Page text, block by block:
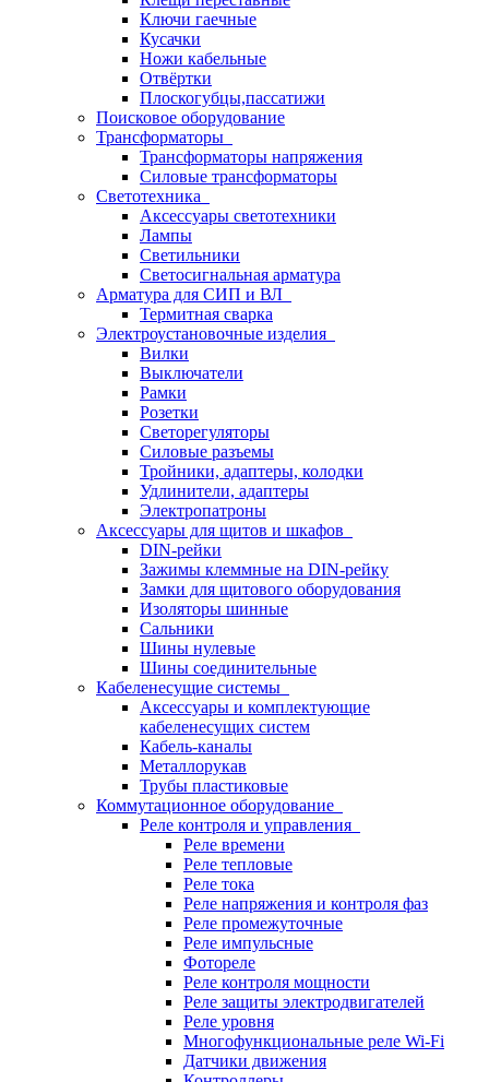
Ключи гаечные
Кусачки
Ножи кабельные
Отвёртки
Плоскогубцы,пассатижи
Поисковое оборудование
Трансформаторы
Трансформаторы напряжения
Силовые трансформаторы
Светотехника
Аксессуары светотехники
Лампы
Светильники
Светосигнальная арматура
Арматура для СИП и ВЛ
Термитная сварка
Электроустановочные изделия
Вилки
Выключатели
Рамки
Розетки
Светорегуляторы
Силовые разъемы
Тройники, адаптеры, колодки
Удлинители, адаптеры
Электропатроны
Аксессуары для щитов и шкафов
DIN-рейки
Зажимы клеммные на DIN-рейку
Замки для щитового оборудования
Изоляторы шинные
Сальники
Шины нулевые
Шины соединительные
Кабеленесущие системы
Аксессуары и комплектующие
кабеленесущих систем
Кабель-каналы
Металлорукав
Трубы пластиковые
Коммутационное оборудование
Реле контроля и управления
Реле времени
Реле тепловые
Реле тока
Реле напряжения и контроля фаз
Реле промежуточные
Реле импульсные
Фотореле
Реле контроля мощности
Реле защиты электродвигателей
Реле уровня
Многофункциональные реле Wi-Fi
Датчики движения